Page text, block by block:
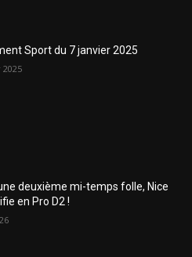
Sport du 7 janvier 2025
deuxième mi-temps folle, Nice
en Pro D2 !